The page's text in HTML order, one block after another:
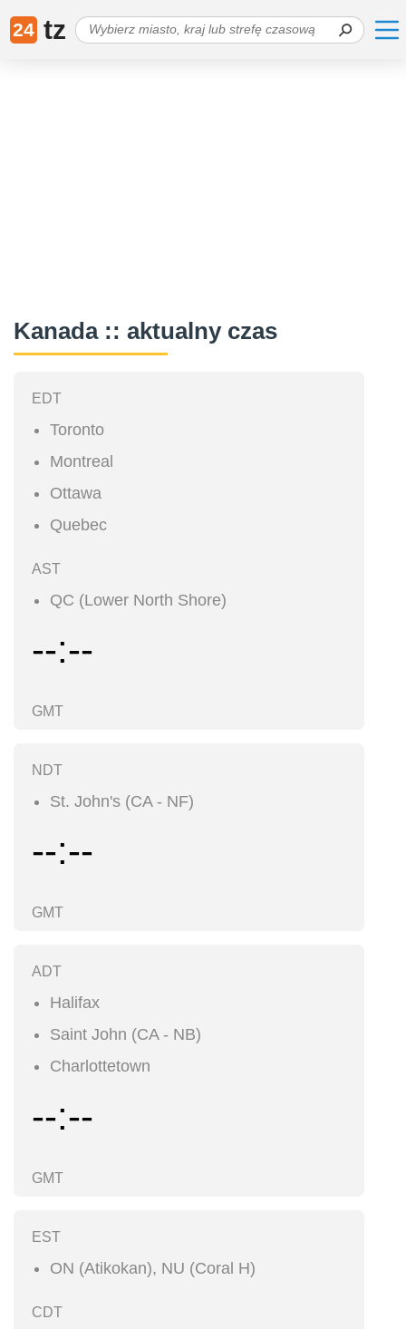
24 tz
Kanada :: aktualny czas
EDT
Toronto
Montreal
Ottawa
Quebec
AST
QC (Lower North Shore)
--:--
GMT
NDT
St. John's (CA - NF)
--:--
GMT
ADT
Halifax
Saint John (CA - NB)
Charlottetown
--:--
GMT
EST
ON (Atikokan), NU (Coral H)
CDT